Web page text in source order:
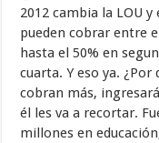
2012 cambia la LOU
pueden cobrar entre
hasta el 50% en
cuarta. Y eso ya. ¿Por
cobran más,
él les va a recortar.
millones en